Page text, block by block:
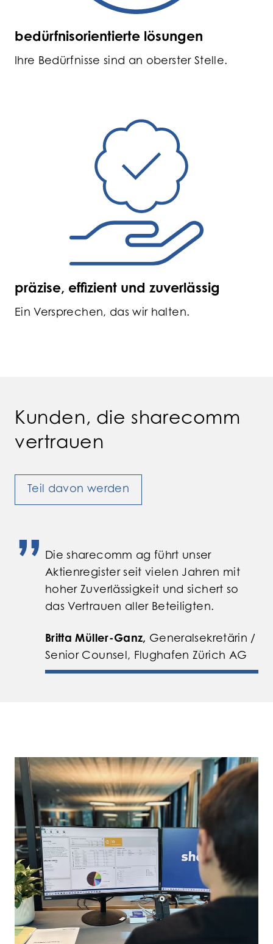
bedürfnisorientierte lösungen
Ihre Bedürfnisse sind an oberster Stelle.
präzise, effizient und zuverlässig
Ein Versprechen, das wir halten.
Kunden, die sharecomm
vertrauen
Teil davon werden
”
Die sharecomm ag führt unser
Aktienregister seit vielen Jahren mit
hoher Zuverlässigkeit und sichert so
das Vertrauen aller Beteiligten.
Britta Müller-Ganz, Generalsekretärin /
Senior Counsel, Flughafen Zürich AG